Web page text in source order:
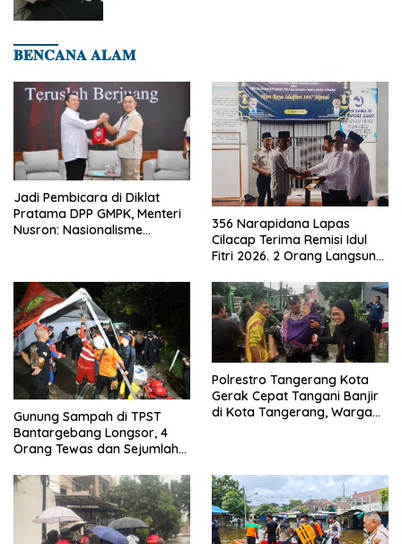
𝐁𝐄𝐍𝐂𝐀𝐍𝐀 𝐀𝐋𝐀𝐌
Jadi Pembicara di Diklat
Pratama DPP GMPK, Menteri
Nusron: Nasionalisme
356 Narapidana Lapas
Cilacap Terima Remisi Idul
Fitri 2026. 2 Orang Langsung
Gunung Sampah di TPST
Bantargebang Longsor, 4
Orang Tewas dan Sejumlah
Polrestro Tangerang Kota
Gerak Cepat Tangani Banjir
di Kota Tangerang, Warga